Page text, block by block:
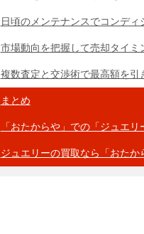
日頃のメンテナンスでコンディ
市場動向を把握して売却タイミ
複数査定と交渉術で最高額を引
まとめ
「おたからや」での「ジュエ
ジュエリーの買取なら「おたか